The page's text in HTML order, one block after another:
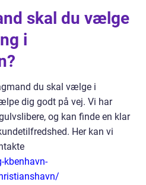
skal du vælge
i
du skal vælge i
dig godt på vej. Vi har
og kan finde en klar
Her kan vi
kbenhavn-